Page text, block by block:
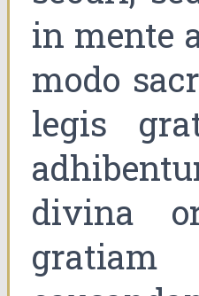
in mente
modo
legis
divina